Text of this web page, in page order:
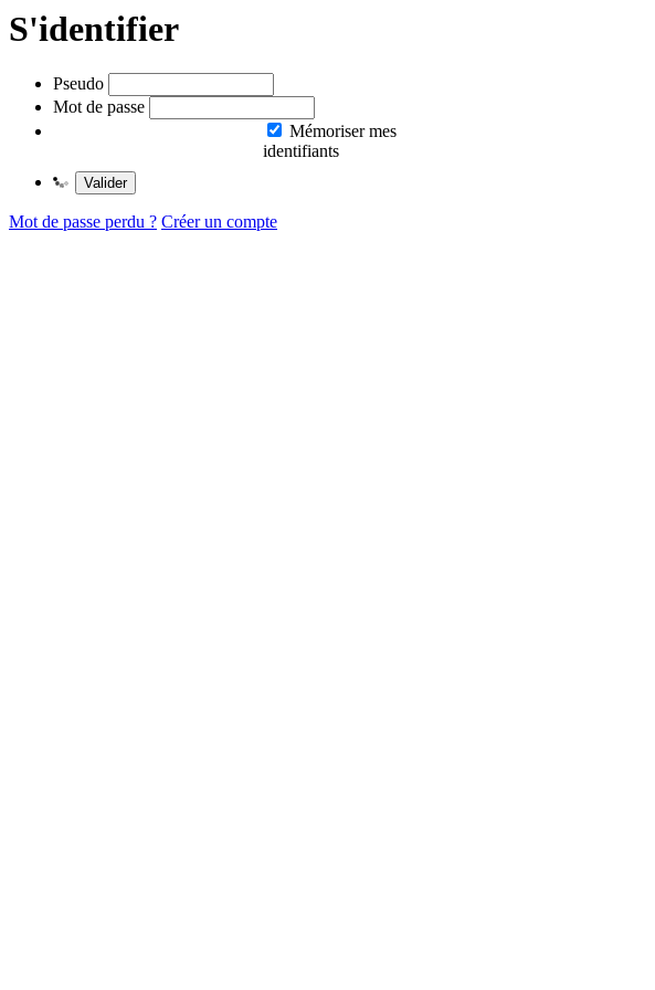
S'identifier
Pseudo
Mot de passe
Mémoriser mes
identifiants
Valider
Mot de passe perdu ? Créer un compte